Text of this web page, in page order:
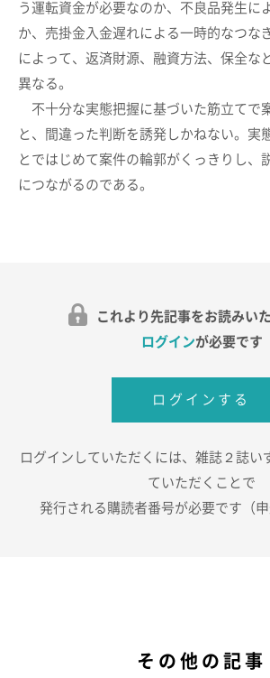
う運転資金が必要なのか、不良品発生に
か、売掛金入金遅れによる一時的なつな
によって、返済財源、融資方法、保全な
異なる。
不十分な実態把握に基づいた筋立てで
と、間違った判断を誘発しかねない。実
とではじめて案件の輪郭がくっきりし、
につながるのである。
これより先記事をお読みい
ログインが必要です
ログインする
ログインしていただくには、雑誌２誌い
ていただくことで
発行される購読者番号が必要です（
その他の記事